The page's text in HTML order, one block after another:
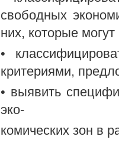
свободных
них, которые
•
критериями,
• выявить
эко-
комических зон в